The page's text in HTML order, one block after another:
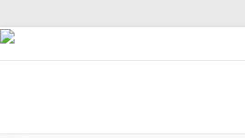
Zum